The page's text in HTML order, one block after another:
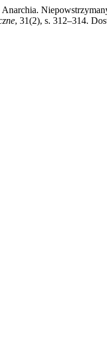
, 31(2), s. 312–314.